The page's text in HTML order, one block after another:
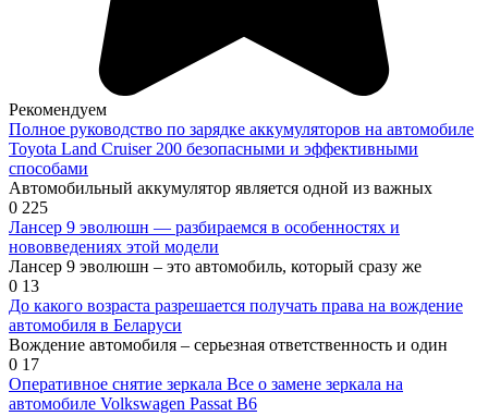
Рекомендуем
Полное руководство по зарядке аккумуляторов на автомобиле
Toyota Land Cruiser 200 безопасными и эффективными
способами
Автомобильный аккумулятор является одной из важных
0 225
Лансер 9 эволюшн — разбираемся в особенностях и
нововведениях этой модели
Лансер 9 эволюшн – это автомобиль, который сразу же
0 13
До какого возраста разрешается получать права на вождение
автомобиля в Беларуси
Вождение автомобиля – серьезная ответственность и один
0 17
Оперативное снятие зеркала Все о замене зеркала на
автомобиле Volkswagen Passat B6